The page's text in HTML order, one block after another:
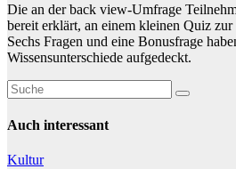
Die an der back view-Umfrage
bereit erklärt, an einem kleinen Quiz
Sechs Fragen und eine Bonusfrage
Wissensunterschiede aufgedeckt.
Auch interessant
Kultur